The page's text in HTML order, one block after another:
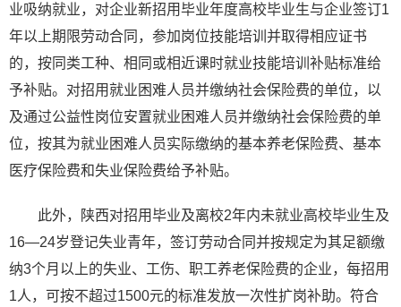
业吸纳就业，对企业新招用毕业年度高校毕业生与企业签订1
年以上期限劳动合同，参加岗位技能培训并取得相应证书
的，按同类工种、相同或相近课时就业技能培训补贴标准给
予补贴。对招用就业困难人员并缴纳社会保险费的单位，以
及通过公益性岗位安置就业困难人员并缴纳社会保险费的单
位，按其为就业困难人员实际缴纳的基本养老保险费、基本
医疗保险费和失业保险费给予补贴。
此外，陕西对招用毕业及离校2年内未就业高校毕业生及
16—24岁登记失业青年，签订劳动合同并按规定为其足额缴
纳3个月以上的失业、工伤、职工养老保险费的企业，每招用
1人，可按不超过1500元的标准发放一次性扩岗补助。符合